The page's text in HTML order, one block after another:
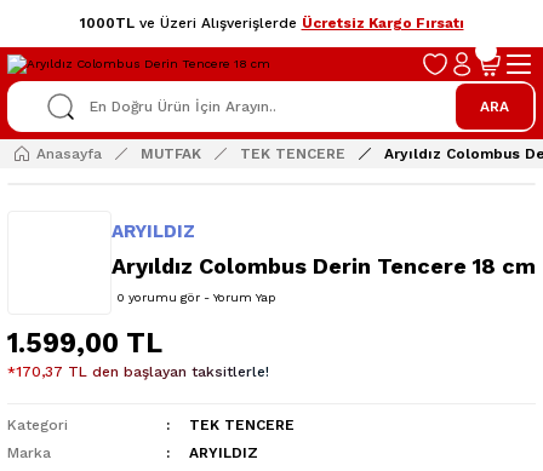
1000TLve Üzeri Alışverişlerde Ücretsiz Kargo Fırsatı
ARA
Anasayfa MUTFAK TEK TENCERE Aryıldız Colombus
ARYILDIZ
Aryıldız Colombus Derin Tencere 18 cm
0 yorumu gör - Yorum Yap
1.599,00 TL
*170,37 TL den başlayan taksitlerle!
Kategori
TEK TENCERE
Marka
ARYILDIZ